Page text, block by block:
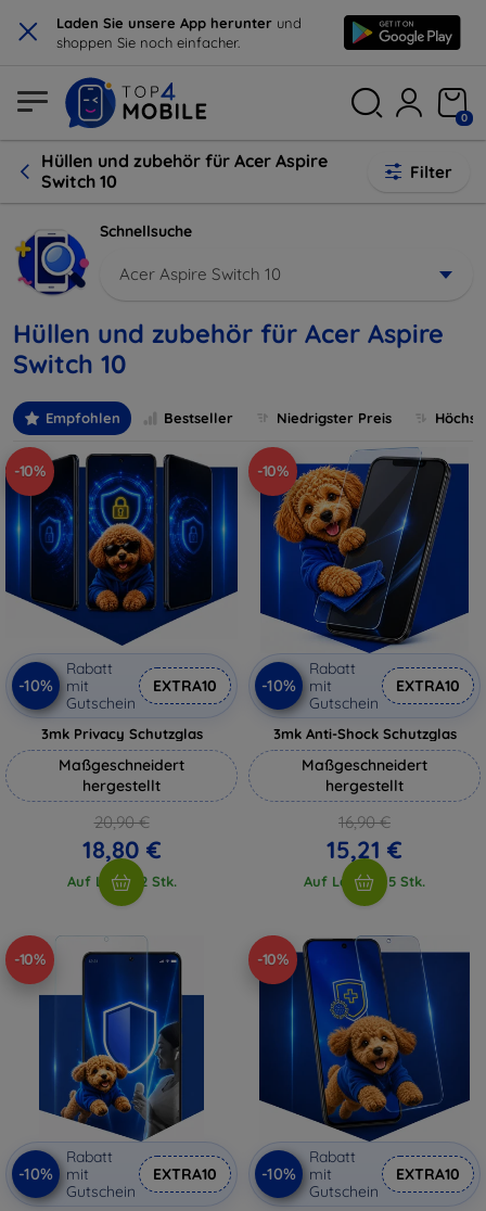
× Laden Sie unsere App herunter und
shoppen Sie noch einfacher.
0
Hüllen und zubehör für Acer Aspire
Switch 10
Filter
Schnellsuche
Acer Aspire Switch 10
Hüllen und zubehör für Acer Aspire
Switch 10
Empfohlen Bestseller Niedrigster Preis
-10%
-10%
Rabatt
mit
Gutschein
EXTRA10
3mk Privacy Schutzglas
Maßgeschneidert
hergestellt
20,90 €
18,80 €
Auf Lager 2 Stk.
-10%
-10%
Rabatt
mit
Gutschein
EXTRA10
3mk Anti-Shock Schutzglas
Maßgeschneidert
hergestellt
16,90 €
15,21 €
Auf Lager > 5 Stk.
-10%
-10%
Rabatt
mit
Gutschein
EXTRA10
-10%
-10%
Rabatt
mit
Gutschein
EXTRA10